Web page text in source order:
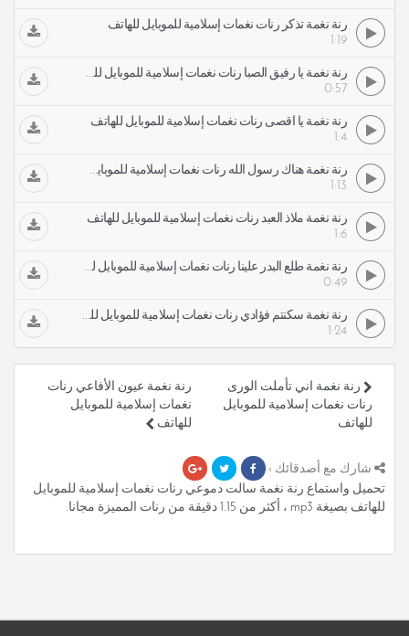
رنة نغمة تذكر رنات نغمات إسلامية للموبايل للهاتف
1:19
رنة نغمة يا رفيق الصبا رنات نغمات إسلامية للموبايل للهاتف
0:57
رنة نغمة يا أقصى رنات نغمات إسلامية للموبايل للهاتف
1:4
رنة نغمة هناك رسول الله رنات نغمات إسلامية للموبايل للهاتف
1:13
رنة نغمة ملاذ العبد رنات نغمات إسلامية للموبايل للهاتف
1:6
رنة نغمة طلع البدر علينا رنات نغمات إسلامية للموبايل للهاتف
0:49
رنة نغمة سكنتم فؤادي رنات نغمات إسلامية للموبايل للهاتف
1:24
رنة نغمة عيون الأفاعي رنات
نغمات إسلامية للموبايل
للهاتف
رنة نغمة اني تأملت الورى
رنات نغمات إسلامية للموبايل
للهاتف
شارك مع أصدقائك ›
تحميل واستماع رنة نغمة سالت دموعي رنات نغمات إسلامية للموبايل
للهاتف بصيغة mp3 ، أكثر من 1.15 دقيقة من رنات المميزة مجانا.